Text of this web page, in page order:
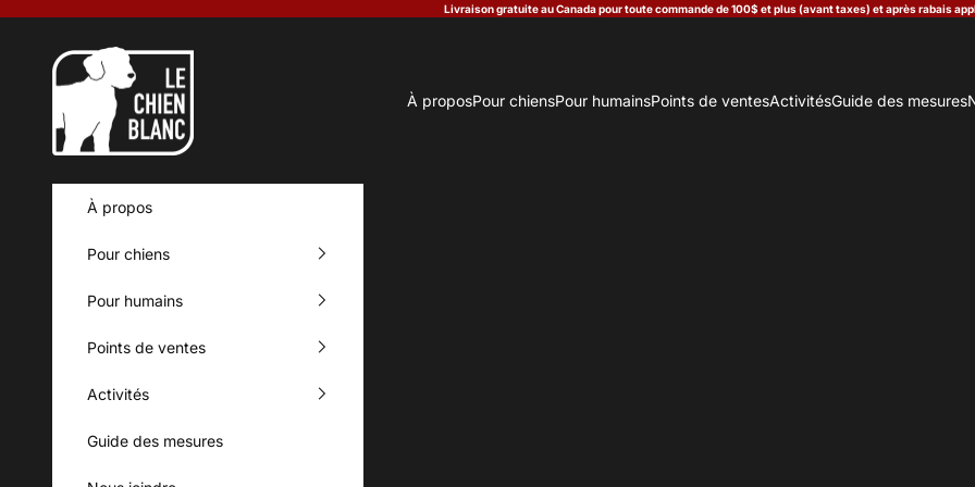
Livraison gratuite au Canada pour toute commande de 100$ et plus (avant taxes) et après rabais
Le Chien Blanc
À proposPour chiensPour humainsPoints de ventesActivitésGuide des mesures
À propos
Pour chiens
Pour humains
Points de ventes
Activités
Guide des mesures